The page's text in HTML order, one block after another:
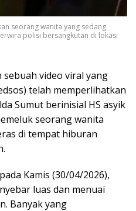
seorang wanita yang sedang
polisi bersangkutan di lokasi
sebuah video viral yang
telah memperlihatkan
Sumut berinisial HS asyik
seorang wanita
di tempat hiburan
Kamis (30/04/2026),
luas dan menuai
Banyak yang